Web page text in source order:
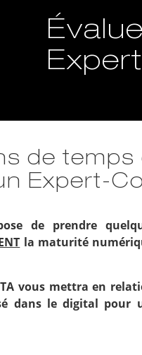
de
Expert-
de prendre
la maturité
vous mettra en
dans le digital pour